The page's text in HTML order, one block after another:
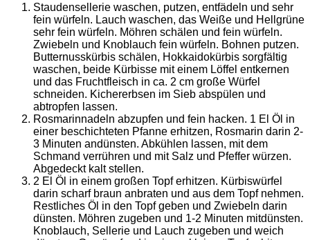
Staudensellerie waschen, putzen, entfädeln und sehr
fein würfeln. Lauch waschen, das Weiße und Hellgrüne
sehr fein würfeln. Möhren schälen und fein würfeln.
Zwiebeln und Knoblauch fein würfeln. Bohnen putzen.
Butternusskürbis schälen, Hokkaidokürbis sorgfältig
waschen, beide Kürbisse mit einem Löffel entkernen
und das Fruchtfleisch in ca. 2 cm große Würfel
schneiden. Kichererbsen im Sieb abspülen und
abtropfen lassen.
Rosmarinnadeln abzupfen und fein hacken. 1 El Öl in
einer beschichteten Pfanne erhitzen, Rosmarin darin 2-
3 Minuten andünsten. Abkühlen lassen, mit dem
Schmand verrühren und mit Salz und Pfeffer würzen.
Abgedeckt kalt stellen.
2 El Öl in einem großen Topf erhitzen. Kürbiswürfel
darin scharf braun anbraten und aus dem Topf nehmen.
Restliches Öl in den Topf geben und Zwiebeln darin
dünsten. Möhren zugeben und 1-2 Minuten mitdünsten.
Knoblauch, Sellerie und Lauch zugeben und weich